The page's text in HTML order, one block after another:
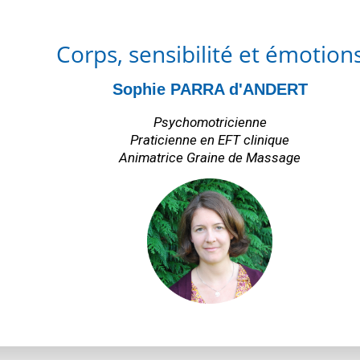
Corps, sensibilité et
Sophie PARRA d'ANDERT
Psychomotricienne
Praticienne en EFT clinique
Animatrice Graine de Massage